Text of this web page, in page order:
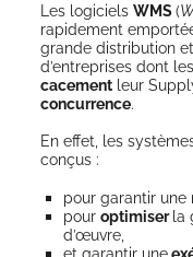
Les logi­ciels WMS(
rapi­de­ment
grande dis­tri­bu­tion
d’entreprises dont
ca­ce­mentleur
concur­rence.
En effet, les
conçus :
pour garan­tir
pouropti­mi­serla
d’œuvre,
et garan­tir une